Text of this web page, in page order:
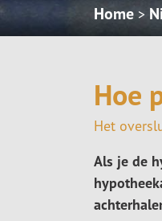
Home >
Hoe
Het
Als je de